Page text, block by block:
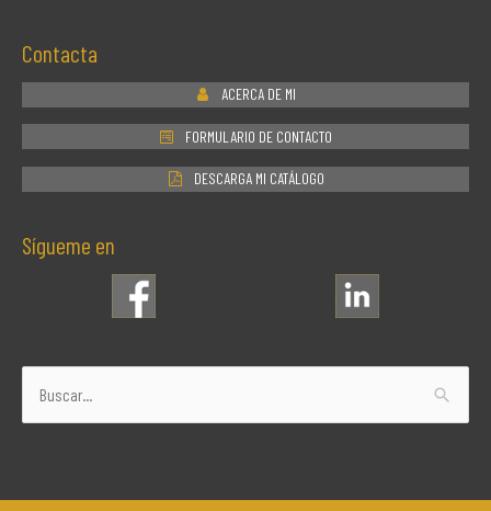
Contacta
ACERCA DE MI
FORMULARIO DE CONTACTO
DESCARGA MI CATÁLOGO
Sígueme en
Buscar
por: